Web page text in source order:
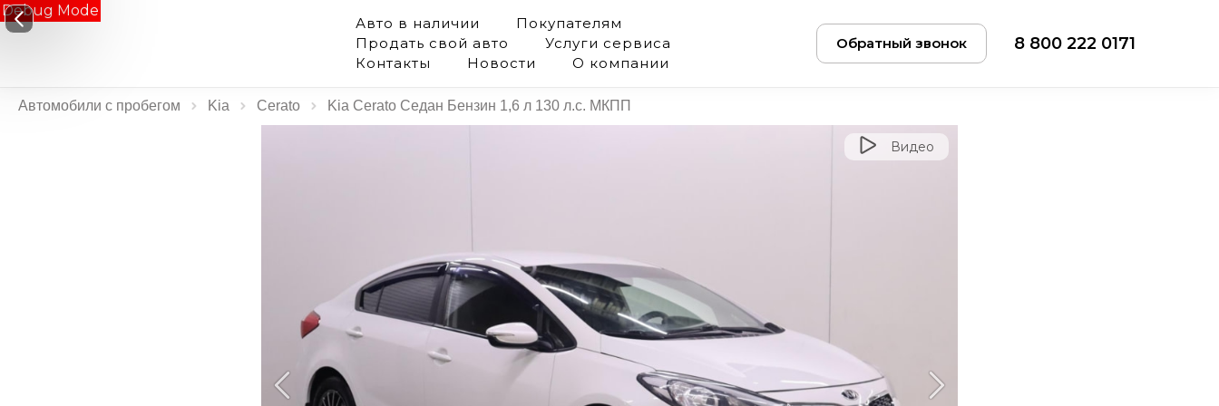
Debug Mode
Авто в наличии
Покупателям
Продать свой авто
Услуги сервиса
Контакты
Новости О компании
Обратный звонок 8 800 222 0171
Автомобили с пробегом Kia Cerato Kia Cerato Седан Бензин 1,6 л 130 л.с. МКПП
Видео